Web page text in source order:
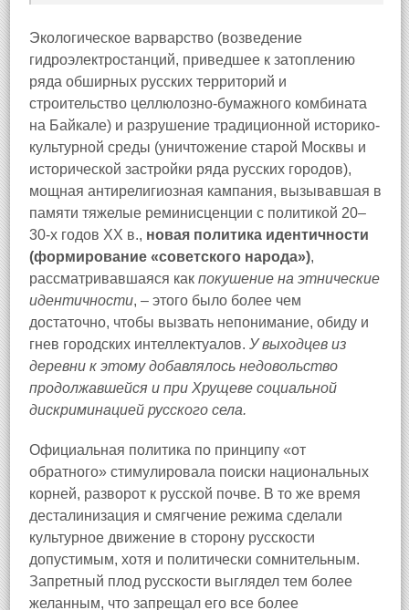
Экологическое варварство (возведение
гидроэлектростанций, приведшее к затоплению
ряда обширных русских территорий и
строительство целлюлозно-бумажного комбината
на Байкале) и разрушение традиционной историко-
культурной среды (уничтожение старой Москвы и
исторической застройки ряда русских городов),
мощная антирелигиозная кампания, вызывавшая в
памяти тяжелые реминисценции с политикой 20–
30-х годов XX в., новая политика идентичности
(формирование «советского народа»),
рассматривавшаяся как покушение на этнические
идентичности, – этого было более чем
достаточно, чтобы вызвать непонимание, обиду и
гнев городских интеллектуалов. У выходцев из
деревни к этому добавлялось недовольство
продолжавшейся и при Хрущеве социальной
дискриминацией русского села.
Официальная политика по принципу «от
обратного» стимулировала поиски национальных
корней, разворот к русской почве. В то же время
десталинизация и смягчение режима сделали
культурное движение в сторону русскости
допустимым, хотя и политически сомнительным.
Запретный плод русскости выглядел тем более
желанным, что запрещал его все более